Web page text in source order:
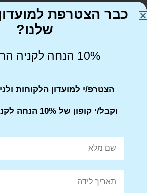
מוצרים קשורים
כבר הצטרפת
שלנו?
10% הנחה לקניה הראשונה
הצטרפ/י למועדון הלקוחות
וקבל/י קופון של 10% הנחה לקניה הראשונה!